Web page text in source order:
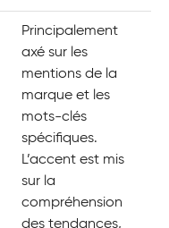
Principalement
axé sur les
mentions de la
marque et les
mots-clés
spécifiques.
L’accent est mis
sur la
compréhension
des tendances,